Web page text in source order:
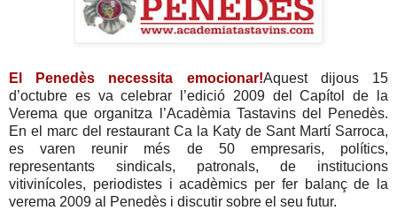
El Penedès necessita emocionar!Aquest dijous 15
d’octubre es va celebrar l’edició 2009 del Capítol de la
Verema que organitza l’Acadèmia Tastavins del Penedès.
En el marc del restaurant Ca la Katy de Sant Martí Sarroca,
es varen reunir més de 50 empresaris, polítics,
representants sindicals, patronals, de institucions
vitivinícoles, periodistes i acadèmics per fer balanç de la
verema 2009 al Penedès i discutir sobre el seu futur.